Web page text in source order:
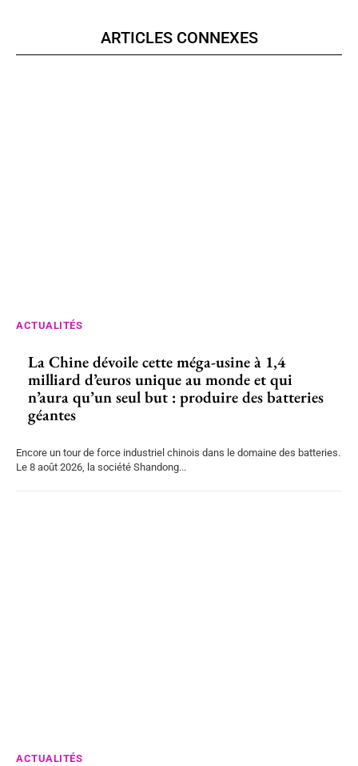
ARTICLES CONNEXES
ACTUALITÉS
La Chine dévoile cette méga-usine à 1,4
milliard d’euros unique au monde et qui
n’aura qu’un seul but : produire des batteries
géantes
Encore un tour de force industriel chinois dans le domaine des batteries.
Le 8 août 2026, la société Shandong...
ACTUALITÉS